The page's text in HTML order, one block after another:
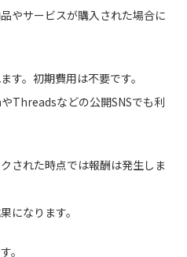
やサービスが購入された場合に
す。初期費用は不要です。
Threadsなどの公開SNSでも利
された時点では報酬は発生しま
になります。
。